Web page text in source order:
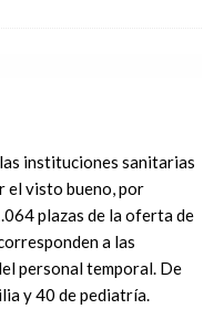
instituciones sanitarias
el visto bueno, por
plazas de la oferta de
a las
personal temporal. De
y 40 de pediatría.